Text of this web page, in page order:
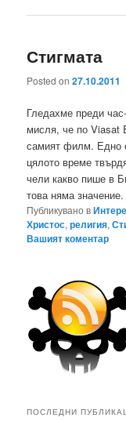
Стигмата
Posted on27.10.2011
Гледахме преди
мисля, че по Viasat
самият филм. Едно
цялото време
чели какво пише в
това няма
Публикувано в
Христос,религия,
Вашият коментар
ПОСЛЕДНИ